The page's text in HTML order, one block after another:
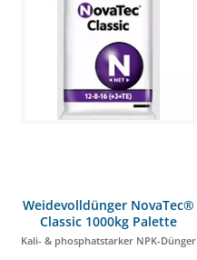
Weidevolldünger NovaTec®
Classic 1000kg Palette
(40x25kg)
Kali- & phosphatstarker NPK-Dünger